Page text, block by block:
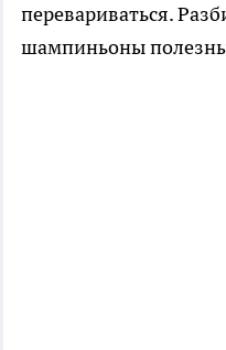
перевариваться.
шампиньоны